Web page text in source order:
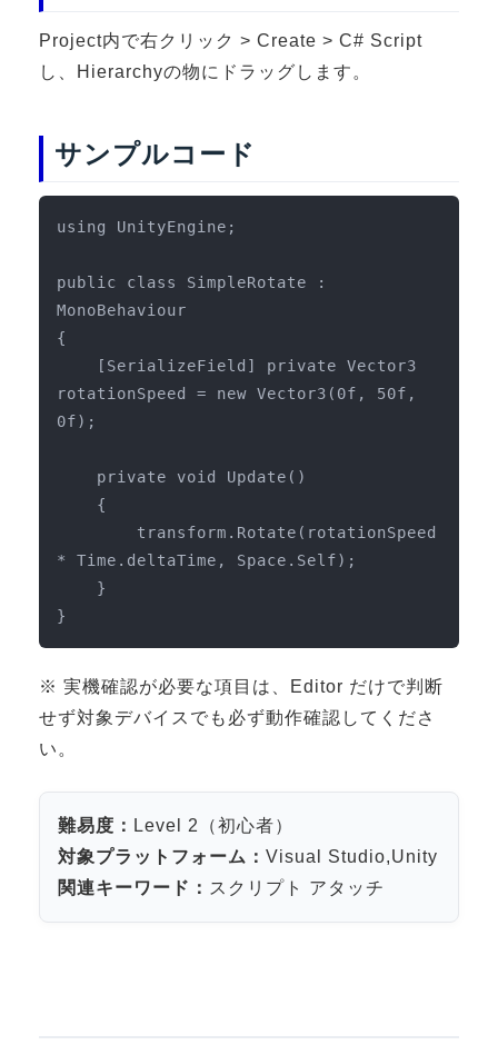
3D Gaussian Splatting アプリ開発研修
3DGSニュース
《最新プロダクト》
超体験★販促システム『XR Showcase Hub』2025年4月発売
バーチャルイベントプラットフォーム『MetaLiveStage』2025年
3D空間キャプチャーアプリ『Qoocan』
開発中
>XR Museum『Artlogue』開発中
Apple Vision Pro アプリ開発研修
HoloLens 2 アプリ開発研修
《研究会》
XRビジネスフォーラム
《展示会》
TOKYO DIGICONX2026
（1/8～10東京ビッグサイト）に出展。
オートモーティブワールド2026
（1/21～23東京ビッグサイト）に出展。
Tsumiki Community Day 2026
（5/27～28 秋葉原UDX）に出展。
Project内で右クリック > Create > C# Script
し、Hierarchyの物にドラッグします。
サンプルコード
using UnityEngine;
public class SimpleRotate :
MonoBehaviour
{
rotationSpeed = new Vector3(0f, 50f,
0f);
* Time.deltaTime, Space.Self);
}
※ 実機確認が必要な項目は、Editor だけで判断
せず対象デバイスでも必ず動作確認してくださ
い。
難易度： Level 2（初心者）
対象プラットフォーム： Visual Studio,Unity
関連キーワード： スクリプト アタッチ